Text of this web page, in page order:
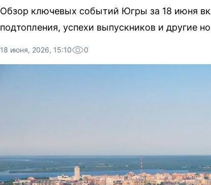
Обзор ключевых событий Югры за 18 июня
подтопления, успехи выпускников и другие
18 июня, 2026, 15:10 0